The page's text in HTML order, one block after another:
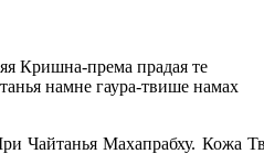
Кришна-према прадая те
намне гаура-твише намах
Махапрабху. Кожа